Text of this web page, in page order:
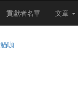
貢獻者名單 文章
貓咖